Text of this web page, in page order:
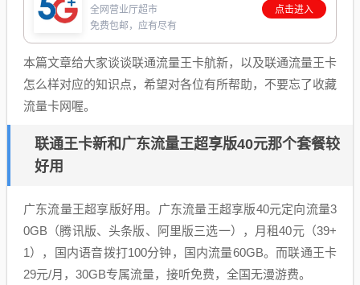
全网营业厅超市
免费包邮，应有尽有
点击进入
本篇文章给大家谈谈联通流量王卡航新，以及联通流量王卡
怎么样对应的知识点，希望对各位有所帮助，不要忘了收藏
流量卡网喔。
联通王卡新和广东流量王超享版40元那个套餐较
好用
广东流量王超享版好用。广东流量王超享版40元定向流量3
0GB（腾讯版、头条版、阿里版三选一），月租40元（39+
1），国内语音拨打100分钟，国内流量60GB。而联通王卡
29元/月，30GB专属流量，接听免费，全国无漫游费。